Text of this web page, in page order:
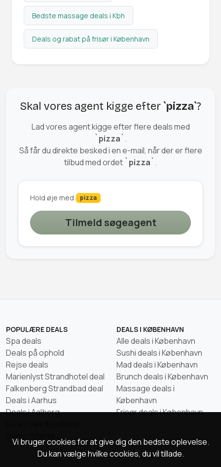
Vi bruger cookies for at give dig den bedste oplevelse.
Du kan vælge hvilke cookies, du vil tillade.
Bedste massage deals i Kbh
Deals og rabat på frisør i København
Skal vores agent kigge efter `pizza`?
Lad vores agent kigge efter flere deals med
`pizza` .
Så får du direkte besked i en e-mail, når der er flere
tilbud med ordet `pizza` .
Hold øje med: pizza
Tilmeld søgeagent
POPULÆRE DEALS
Spa deals
Deals på ophold
Rejse deals
Marienlyst Strandhotel deal
Falkenberg Strandbad deal
Deals i Aarhus
Deals i Aalborg
DEALS I KØBENHAVN
Alle deals i København
Sushi deals i København
Mad deals i København
Brunch deals i København
Massage deals i
København
Frisør deals i København